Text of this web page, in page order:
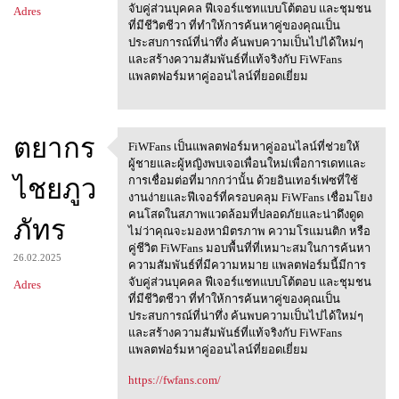
Adres
จับคู่ส่วนบุคคล ฟีเจอร์แชทแบบโต้ตอบ และชุมชน
ที่มีชีวิตชีวา ที่ทำให้การค้นหาคู่ของคุณเป็น
ประสบการณ์ที่น่าทึ่ง ค้นพบความเป็นไปได้ใหม่ๆ
และสร้างความสัมพันธ์ที่แท้จริงกับ FiWFans
แพลตฟอร์มหาคู่ออนไลน์ที่ยอดเยี่ยม
ตยากร
ไชยภูว
ภัทร
26.02.2025
Adres
FiWFans
FiWFans เป็นแพลตฟอร์มหาคู่ออนไลน์ที่ช่วยให้
ผู้ชายและผู้หญิงพบเจอเพื่อนใหม่เพื่อการเดทและ
การเชื่อมต่อที่มากกว่านั้น ด้วยอินเทอร์เฟซที่ใช้
งานง่ายและฟีเจอร์ที่ครอบคลุม FiWFans เชื่อมโยง
คนโสดในสภาพแวดล้อมที่ปลอดภัยและน่าดึงดูด
ไม่ว่าคุณจะมองหามิตรภาพ ความโรแมนติก หรือ
คู่ชีวิต FiWFans มอบพื้นที่ที่เหมาะสมในการค้นหา
ความสัมพันธ์ที่มีความหมาย แพลตฟอร์มนี้มีการ
จับคู่ส่วนบุคคล ฟีเจอร์แชทแบบโต้ตอบ และชุมชน
ที่มีชีวิตชีวา ที่ทำให้การค้นหาคู่ของคุณเป็น
ประสบการณ์ที่น่าทึ่ง ค้นพบความเป็นไปได้ใหม่ๆ
และสร้างความสัมพันธ์ที่แท้จริงกับ FiWFans
แพลตฟอร์มหาคู่ออนไลน์ที่ยอดเยี่ยม
https://fwfans.com/